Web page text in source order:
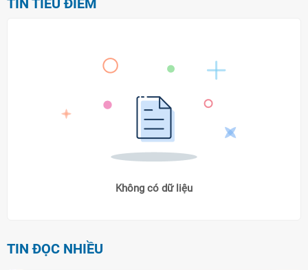
TIN TIÊU ĐIỂM
Không có dữ liệu
TIN ĐỌC NHIỀU